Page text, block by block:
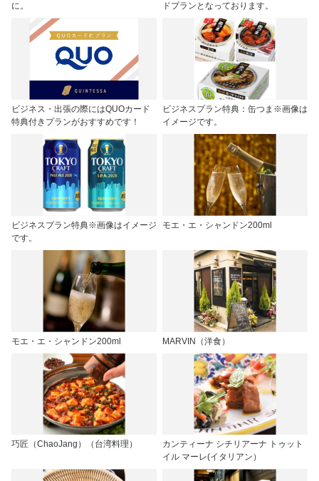
に。
ドプランとなっております。
ビジネス・出張の際にはQUOカード
特典付きプランがおすすめです！
ビジネスプラン特典：缶つま※画像は
イメージです。
ビジネスプラン特典※画像はイメージ
です。
モエ・エ・シャンドン200ml
モエ・エ・シャンドン200ml MARVIN（洋食）
巧匠（ChaoJang）（台湾料理）
カンティーナ シチリアーナ トゥット
イル マーレ(イタリアン）